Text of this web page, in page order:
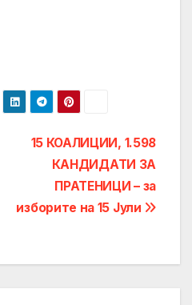
15 КОАЛИЦИИ, 1.598
КАНДИДАТИ ЗА
ПРАТЕНИЦИ – за
изборите на 15 Јули